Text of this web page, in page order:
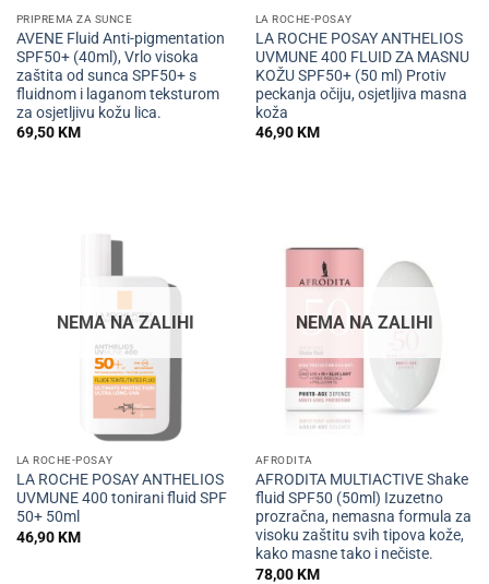
PRIPREMA ZA SUNCE
AVENE Fluid Anti-pigmentation
SPF50+ (40ml), Vrlo visoka
zaštita od sunca SPF50+ s
fluidnom i laganom teksturom
za osjetljivu kožu lica.
69,50KM
LA ROCHE-POSAY
LA ROCHE POSAY ANTHELIOS
UVMUNE 400 FLUID ZA MASNU
KOŽU SPF50+ (50 ml) Protiv
peckanja očiju, osjetljiva masna
koža
46,90KM
NEMA NA ZALIHI
LA ROCHE-POSAY
LA ROCHE POSAY ANTHELIOS
UVMUNE 400 tonirani fluid SPF
50+ 50ml
46,90KM
NEMA NA ZALIHI
AFRODITA
AFRODITA MULTIACTIVE Shake
fluid SPF50 (50ml) Izuzetno
prozračna, nemasna formula za
visoku zaštitu svih tipova kože,
kako masne tako i nečiste.
78,00KM